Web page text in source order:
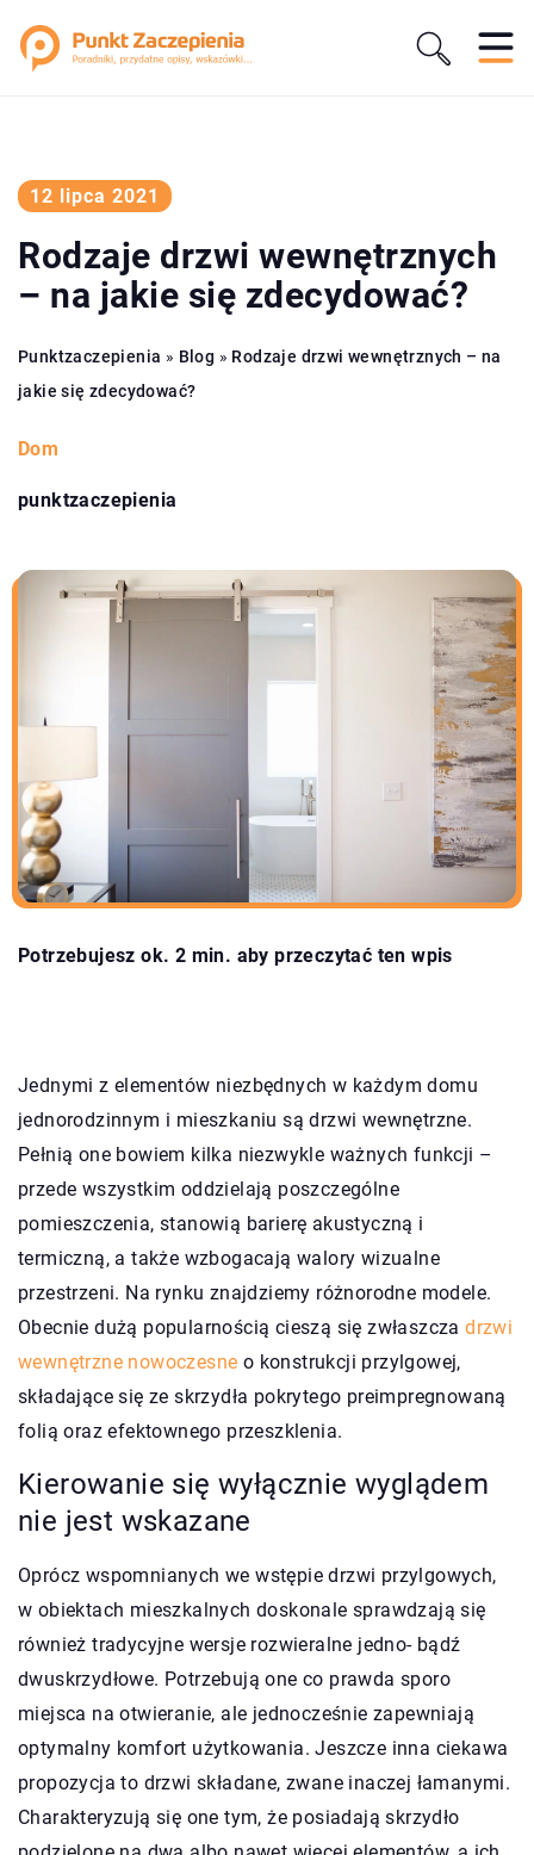
12 lipca 2021
Rodzaje drzwi wewnętrznych
– na jakie się zdecydować?
Punktzaczepienia » Blog » Rodzaje drzwi wewnętrznych – na
jakie się zdecydować?
Dom
punktzaczepienia
Potrzebujesz ok. 2 min. aby przeczytać ten wpis
Jednymi z elementów niezbędnych w każdym domu
jednorodzinnym i mieszkaniu są drzwi wewnętrzne.
Pełnią one bowiem kilka niezwykle ważnych funkcji –
przede wszystkim oddzielają poszczególne
pomieszczenia, stanowią barierę akustyczną i
termiczną, a także wzbogacają walory wizualne
przestrzeni. Na rynku znajdziemy różnorodne modele.
Obecnie dużą popularnością cieszą się zwłaszczadrzwi
wewnętrzne nowoczesne o konstrukcji przylgowej,
składające się ze skrzydła pokrytego preimpregnowaną
folią oraz efektownego przeszklenia.
Kierowanie się wyłącznie wyglądem
nie jest wskazane
Oprócz wspomnianych we wstępie drzwi przylgowych,
w obiektach mieszkalnych doskonale sprawdzają się
również tradycyjne wersje rozwieralne jedno- bądź
dwuskrzydłowe. Potrzebują one co prawda sporo
miejsca na otwieranie, ale jednocześnie zapewniają
optymalny komfort użytkowania. Jeszcze inna ciekawa
propozycja to drzwi składane, zwane inaczej łamanymi.
Charakteryzują się one tym, że posiadają skrzydło